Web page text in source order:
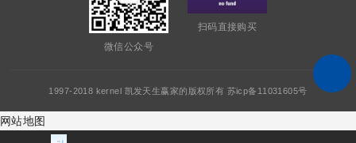
微信公众号
扫码直接购买
1997-2018 kernel 凯发天生赢家的版权所有 苏icp备11031605号
网站地图